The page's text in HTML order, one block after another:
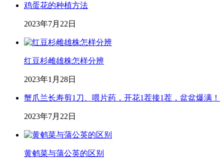
鸡蛋花的种植方法
2023年7月22日
红豆杉雌雄株怎样分辨
2023年1月28日
蟹爪兰长寿剪1刀、喂片药，开花1茬接1茬，盆盆爆满！
2023年7月22日
黄鹌菜与蒲公英的区别